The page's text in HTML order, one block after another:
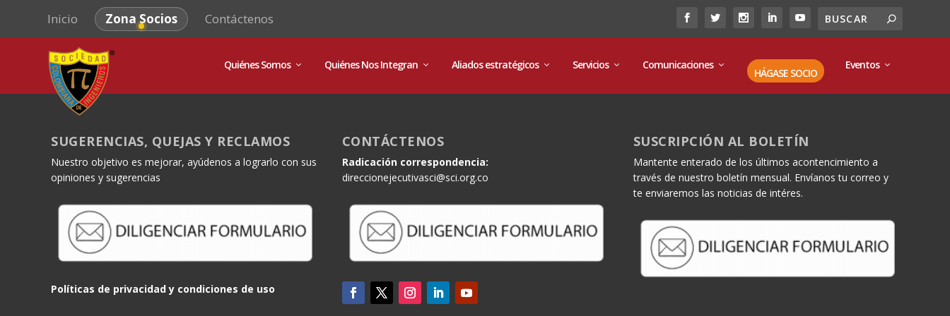
Inicio Zona Socios Contáctenos
Quiénes Somos Quiénes Nos Integran Aliados estratégicos Servicios Comunicaciones
HÁGASE SOCIO
Eventos
SUGERENCIAS, QUEJAS Y RECLAMOS
Nuestro objetivo es mejorar, ayúdenos a lograrlo con sus
opiniones y sugerencias
Políticas de privacidad y condiciones de uso
CONTÁCTENOS
Radicación correspondencia:
direccionejecutivasci@sci.org.co
SUSCRIPCIÓN AL BOLETÍN
Mantente enterado de los últimos acontencimiento a
través de nuestro boletín mensual. Envíanos tu correo y
te enviaremos las noticias de intéres.